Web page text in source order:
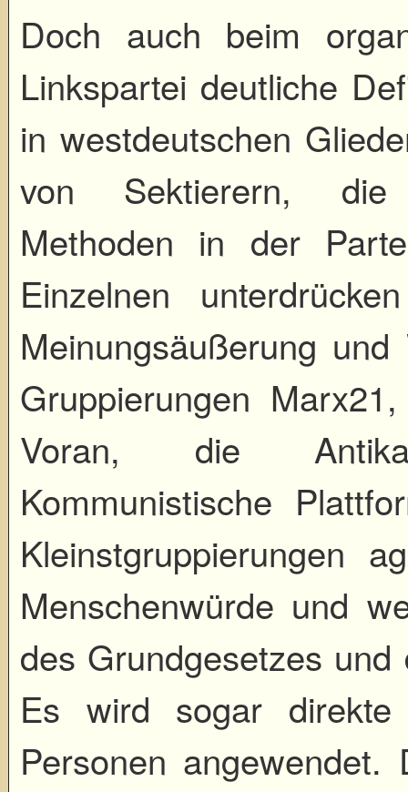
Doch auch beim
Linkspartei deutliche
in westdeutschen
von Sektierern, die
Methoden in der
Einzelnen
Meinungsäußerung
Gruppierungen
Voran, die
Kommunistische
Kleinstgruppierungen
Menschenwürde und
des Grundgesetzes
Es wird sogar
Personen